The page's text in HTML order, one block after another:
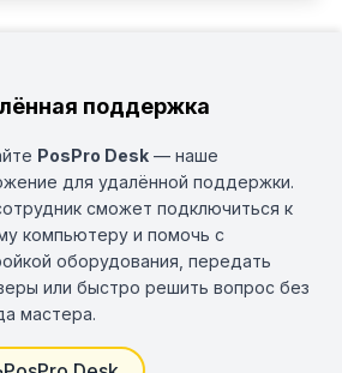
поддержка
PosPro Desk — наше
для удалённой поддержки.
сможет подключиться к
компьютеру и помочь с
оборудования, передать
или быстро решить вопрос без
мастера.